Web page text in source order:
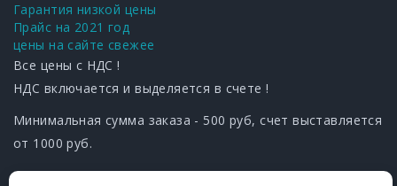
Гарантия низкой цены
Прайс на 2021 год
цены на сайте свежее
Все цены с НДС !
НДС включается и выделяется в счете !
Минимальная сумма заказа - 500 руб, счет выставляется
от 1000 руб.